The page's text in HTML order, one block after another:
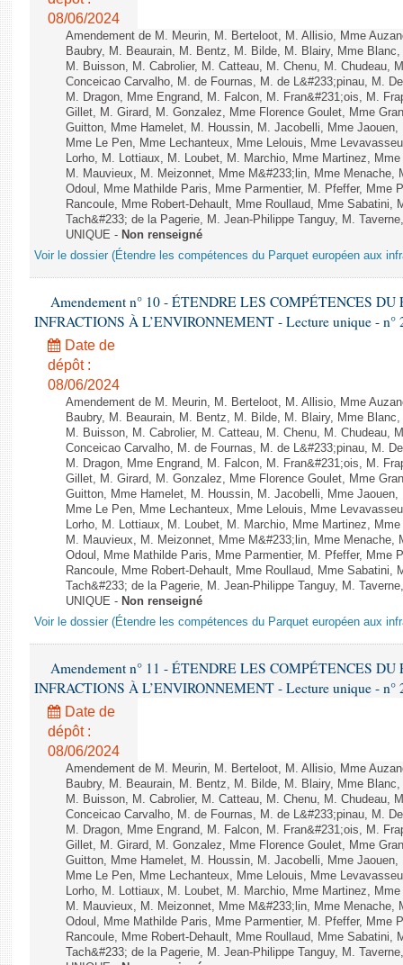
08/06/2024
Amendement de M. Meurin, M. Berteloot, M. Allisio, Mme
Baubry, M. Beaurain, M. Bentz, M. Bilde, M. Blairy, Mme
M. Buisson, M. Cabrolier, M. Catteau, M. Chenu, M. Chudeau,
Conceicao Carvalho, M. de Fournas, M. de L&#233;pinau, M.
M. Dragon, Mme Engrand, M. Falcon, M. Fran&#231;ois, M.
Gillet, M. Girard, M. Gonzalez, Mme Florence Goulet, Mme
Guitton, Mme Hamelet, M. Houssin, M. Jacobelli, Mme
Mme Le Pen, Mme Lechanteux, Mme Lelouis, Mme
Lorho, M. Lottiaux, M. Loubet, M. Marchio, Mme Martinez,
M. Mauvieux, M. Meizonnet, Mme M&#233;lin, Mme Menache,
Odoul, Mme Mathilde Paris, Mme Parmentier, M. Pfeffer, Mme
Rancoule, Mme Robert-Dehault, Mme Roullaud, Mme
Tach&#233; de la Pagerie, M. Jean-Philippe Tanguy, M.
UNIQUE - Non renseigné
Voir le dossier (Étendre les compétences du Parquet européen aux
Amendement n° 10 - ÉTENDRE LES COMPÉTENCES
INFRACTIONS À L’ENVIRONNEMENT - Lecture unique - n°
Date de
dépôt :
08/06/2024
Amendement de M. Meurin, M. Berteloot, M. Allisio, Mme
Baubry, M. Beaurain, M. Bentz, M. Bilde, M. Blairy, Mme
M. Buisson, M. Cabrolier, M. Catteau, M. Chenu, M. Chudeau,
Conceicao Carvalho, M. de Fournas, M. de L&#233;pinau, M.
M. Dragon, Mme Engrand, M. Falcon, M. Fran&#231;ois, M.
Gillet, M. Girard, M. Gonzalez, Mme Florence Goulet, Mme
Guitton, Mme Hamelet, M. Houssin, M. Jacobelli, Mme
Mme Le Pen, Mme Lechanteux, Mme Lelouis, Mme
Lorho, M. Lottiaux, M. Loubet, M. Marchio, Mme Martinez,
M. Mauvieux, M. Meizonnet, Mme M&#233;lin, Mme Menache,
Odoul, Mme Mathilde Paris, Mme Parmentier, M. Pfeffer, Mme
Rancoule, Mme Robert-Dehault, Mme Roullaud, Mme
Tach&#233; de la Pagerie, M. Jean-Philippe Tanguy, M.
UNIQUE - Non renseigné
Voir le dossier (Étendre les compétences du Parquet européen aux
Amendement n° 11 - ÉTENDRE LES COMPÉTENCES
INFRACTIONS À L’ENVIRONNEMENT - Lecture unique - n°
Date de
dépôt :
08/06/2024
Amendement de M. Meurin, M. Berteloot, M. Allisio, Mme
Baubry, M. Beaurain, M. Bentz, M. Bilde, M. Blairy, Mme
M. Buisson, M. Cabrolier, M. Catteau, M. Chenu, M. Chudeau,
Conceicao Carvalho, M. de Fournas, M. de L&#233;pinau, M.
M. Dragon, Mme Engrand, M. Falcon, M. Fran&#231;ois, M.
Gillet, M. Girard, M. Gonzalez, Mme Florence Goulet, Mme
Guitton, Mme Hamelet, M. Houssin, M. Jacobelli, Mme
Mme Le Pen, Mme Lechanteux, Mme Lelouis, Mme
Lorho, M. Lottiaux, M. Loubet, M. Marchio, Mme Martinez,
M. Mauvieux, M. Meizonnet, Mme M&#233;lin, Mme Menache,
Odoul, Mme Mathilde Paris, Mme Parmentier, M. Pfeffer, Mme
Rancoule, Mme Robert-Dehault, Mme Roullaud, Mme
Tach&#233; de la Pagerie, M. Jean-Philippe Tanguy, M.